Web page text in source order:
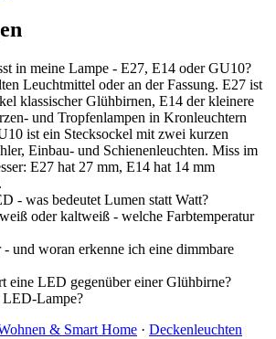
in meine Lampe - E27, E14 oder GU10?
Leuchtmittel oder an der Fassung. E27 ist
klassischer Glühbirnen, E14 der kleinere
und Tropfenlampen in Kronleuchtern
ist ein Stecksockel mit zwei kurzen
Einbau- und Schienenleuchten. Miss im
E27 hat 27 mm, E14 hat 14 mm
- was bedeutet Lumen statt Watt?
oder kaltweiß - welche Farbtemperatur
und woran erkenne ich eine dimmbare
eine LED gegenüber einer Glühbirne?
LED-Lampe?
& Smart Home · Deckenleuchten